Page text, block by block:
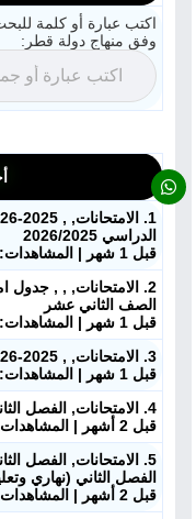
اكتب عبارة أو كلمة
وفق منهاج دولة قطر:
الدراسي 2026/2025
قبل 1 شهر | المشاهدات: 476
2. الامتحانات, , , جدول
الصف الثاني عشر
قبل 1 شهر | المشاهدات: 232
3. الامتحانات, , 2025-2026, رابط نتائج الامتحانات 2026
قبل 1 شهر | المشاهدات: 152
4. الامتحانات, الفصل الثاني, 2025-2026, جداول الامتحانات 2026
قبل 2 أشهر | المشاهدات: 788
الفصل الثاني (نهاري
قبل 2 أشهر | المشاهدات: 228